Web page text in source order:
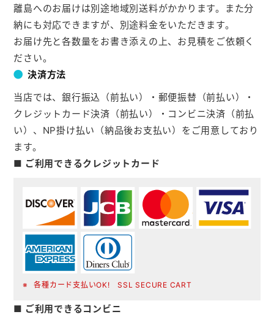
離島へのお届けは別途地域別送料がかかります。また分
納にも対応できますが、別途料金をいただきます。
お届け先と各数量をお書き添えの上、お見積をご依頼く
ださい。
決済方法
当店では、銀行振込（前払い）・郵便振替（前払い）・
クレジットカード決済（前払い）・コンビニ決済（前払
い）、NP掛け払い（納品後お支払い）をご用意しており
ます。
■ ご利用できるクレジットカード
各種カード支払いOK! SSL SECURE CART
■ ご利用できるコンビニ